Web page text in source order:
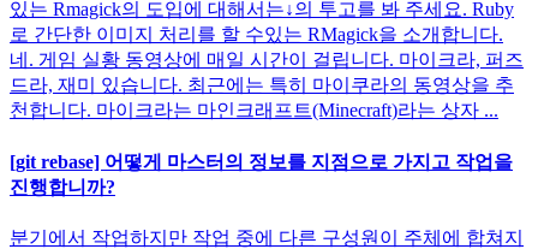
있는 Rmagick의 도입에 대해서는↓의 투고를 봐 주세요. Ruby
로 간단한 이미지 처리를 할 수있는 RMagick을 소개합니다.
네. 게임 실황 동영상에 매일 시간이 걸립니다. 마이크라, 퍼즈
드라, 재미 있습니다. 최근에는 특히 마이쿠라의 동영상을 추
천합니다. 마이크라는 마인크래프트(Minecraft)라는 상자 ...
[git rebase] 어떻게 마스터의 정보를 지점으로 가지고 작업을
진행합니까?
분기에서 작업하지만 작업 중에 다른 구성원이 주체에 합쳐지